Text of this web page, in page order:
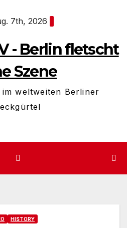
7th, 2026
- Berlin fletscht
Szene
weltweiten Berliner
HISTORY